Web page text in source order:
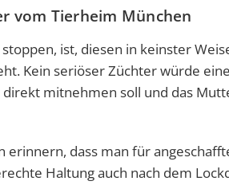
vom Tierheim München
ist, diesen in keinster
Kein seriöser Züchter würde
mitnehmen soll und das
dass man für
Haltung auch nach dem